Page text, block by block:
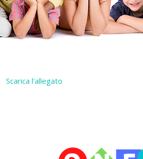
Scarica l'allegato